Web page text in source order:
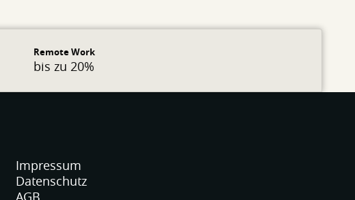
Remote Work
bis zu 20%
Impressum
Datenschutz
AGB